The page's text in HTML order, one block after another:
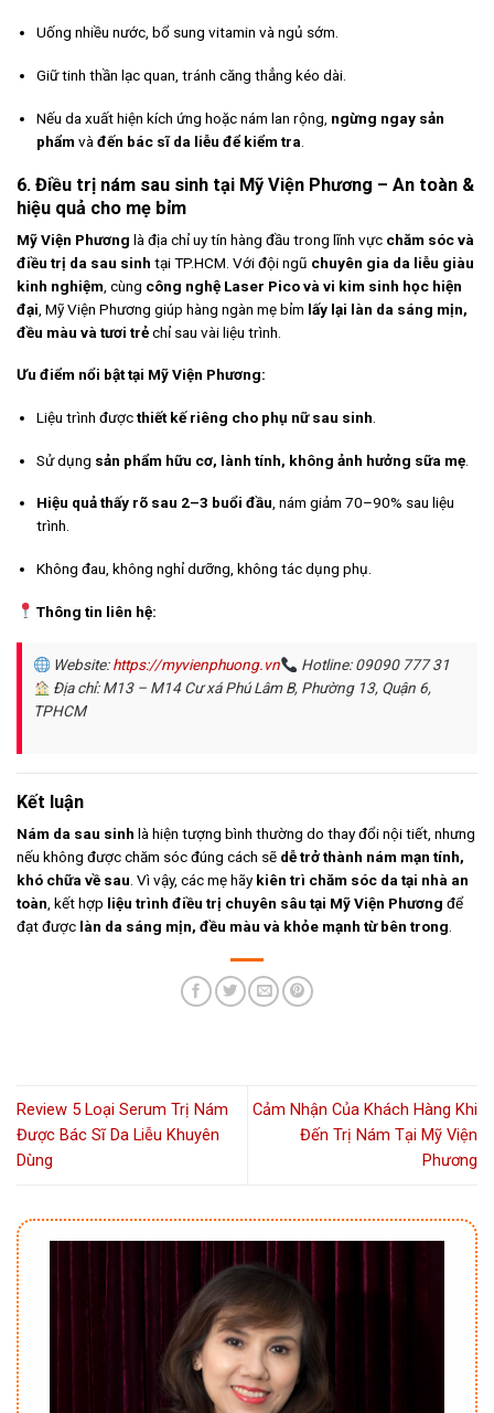
Uống nhiều nước, bổ sung vitamin và ngủ sớm.
Giữ tinh thần lạc quan, tránh căng thẳng kéo dài.
Nếu da xuất hiện kích ứng hoặc nám lan rộng, ngừng ngay sản
phẩmvà đến bác sĩ da liễu để kiểm tra
6. Điều trị nám sau sinh tại Mỹ Viện Phương – An toàn &
hiệu quả cho mẹ bỉm
Mỹ Viện Phương là địa chỉ uy tín hàng đầu trong lĩnh vực chăm sóc và
điều trị da sau sinh tại TP.HCM. Với đội ngũ chuyên gia da liễu giàu
kinh nghiệm , cùng công nghệ Laser Pico và vi kim sinh học hiện
đại , Mỹ Viện Phương giúp hàng ngàn mẹ bỉm lấy lại làn da sáng mịn,
đều màu và tươi trẻchỉ sau vài liệu trình.
Ưu điểm nổi bật tại Mỹ Viện Phương:
Liệu trình đượcthiết kế riêng cho phụ nữ sau sinh
Sử dụng sản phẩm hữu cơ, lành tính, không ảnh hưởng sữa mẹ.
Hiệu quả thấy rõ sau 2–3 buổi đầu, nám giảm 70–90% sau liệu
trình.
Không đau, không nghỉ dưỡng, không tác dụng phụ.
Thông tin liên hệ:
Website:https://myvienphuong.vn
Hotline: 09090 777 31
Địa chỉ: M13 – M14 Cư xá Phú Lâm B, Phường 13, Quận 6,
TPHCM
Kết luận
Nám da sau sinh là hiện tượng bình thường do thay đổi nội tiết, nhưng
nếu không được chăm sóc đúng cách sẽ dễ trở thành nám mạn tính,
khó chữa về sau . Vì vậy, các mẹ hãykiên trì chăm sóc da tại nhà an
toàn , kết hợp liệu trình điều trị chuyên sâu tại Mỹ Viện Phương để
đạt được làn da sáng mịn, đều màu và khỏe mạnh từ bên trong
Review 5 Loại Serum Trị Nám
Được Bác Sĩ Da Liễu Khuyên
Dùng
Cảm Nhận Của Khách Hàng Khi
Đến Trị Nám Tại Mỹ Viện
Phương